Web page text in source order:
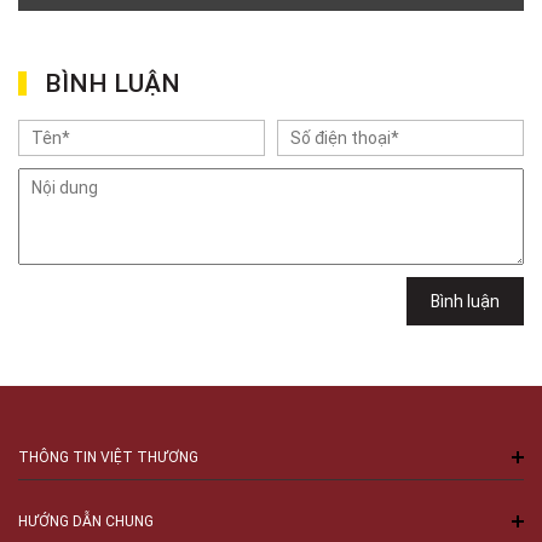
Gian hàng G9-10 TTTM Discovery Complex, số 302 Cầu Giấy, Phường
102Q Đường An Dương Vương, Phường An Đông, TPHCM, Quận 5, Hồ Chí
Việt Thương Music - 49E Phan Đăng Lưu
49E Phan Đăng Lưu, Phường Bình Thạnh, TPHCM, Quận Bình Thạnh, Hồ
Chí Minh
BÌNH LUẬN
Bình luận
THÔNG TIN VIỆT THƯƠNG
HƯỚNG DẪN CHUNG